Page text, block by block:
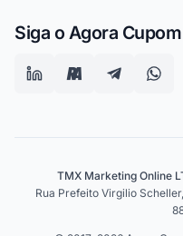
Siga o Agora Cupom
TMX Marketing Online
Rua Prefeito Virgilio